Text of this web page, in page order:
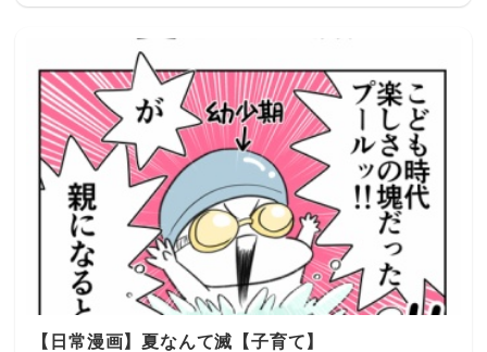
用していた先輩は不倫女まとめ読みは下をタップ⇨リアル
な夫婦喧嘩こちらもKindleにて一気で読めます🩵「ライブ
ドア アプリ」でこのサイトを登録していただけると通知
がきますそして「即！漫画が読めます」ので是非登録して
ね🩵インスタでみんなとワイワイ盛り上がっています是非
フォローしてね！みんなで遊ぼう！
【日常漫画】夏なんて滅【子育て】